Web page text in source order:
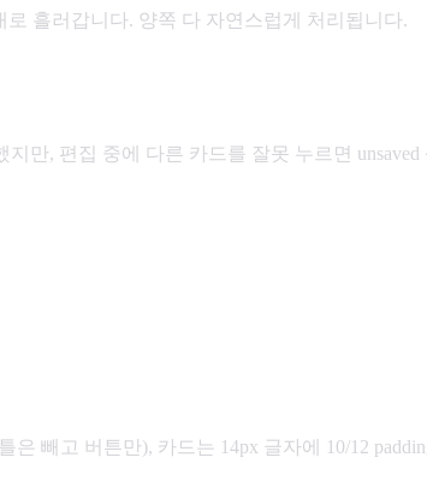
흘러갑니다. 양쪽 다 자연스럽게 처리됩니다.
만, 편집 중에 다른 카드를 잘못 누르면
은 빼고 버튼만), 카드는 14px 글자에 10/12